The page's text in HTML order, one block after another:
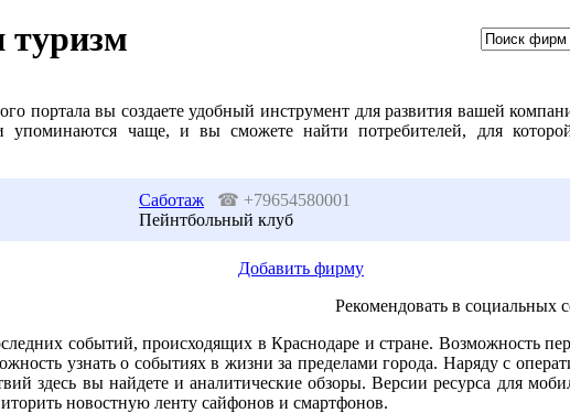
портала вы создаете удобный инструмент для развития вашей
упоминаются чаще, и вы сможете найти потребителей, для
Саботаж ☎ +79654580001
Пейнтбольный клуб
Добавить фирму
Рекомендовать в социальных
событий, происходящих в Краснодаре и стране. Возможность
узнать о событиях в жизни за пределами города. Наряду с
здесь вы найдете и аналитические обзоры. Версии ресурса для
новостную ленту сайфонов и смартфонов.